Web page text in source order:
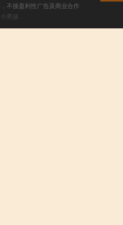
不接盈利性广告及商业合作
小男孩